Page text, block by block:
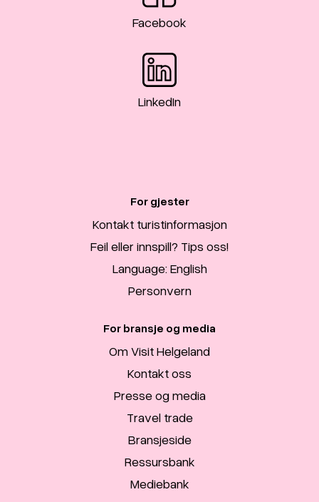
Facebook
LinkedIn
For gjester
Kontakt turistinformasjon
Feil eller innspill? Tips oss!
Language: English
Personvern
For bransje og media
Om Visit Helgeland
Kontakt oss
Presse og media
Travel trade
Bransjeside
Ressursbank
Mediebank